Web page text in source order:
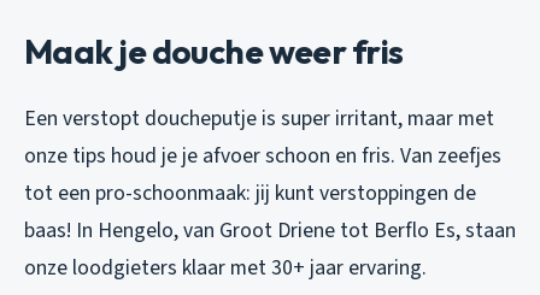
Maak je douche weer fris
Een verstopt doucheputje is super irritant, maar met
onze tips houd je je afvoer schoon en fris. Van zeefjes
tot een pro-schoonmaak: jij kunt verstoppingen de
baas! In Hengelo, van Groot Driene tot Berflo Es, staan
onze loodgieters klaar met 30+ jaar ervaring.